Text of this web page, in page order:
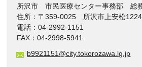
所沢市 市民医療センター事務部 総
住所：〒359-0025 所沢市上安松1224
電話：04-2992-1151
FAX：04-2998-5941
b9921151@city.tokorozawa.lg.jp